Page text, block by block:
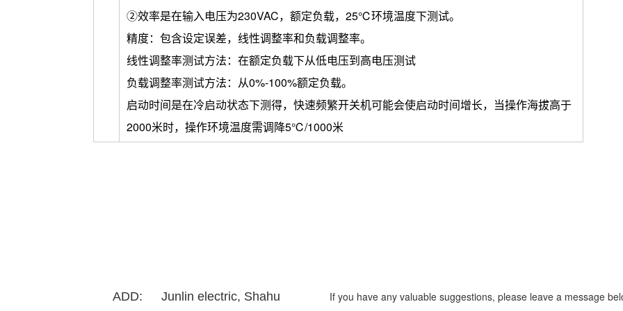
②效率是在输入电压为230VAC，额定负载，25℃环境温度下测试。
精度：包含设定误差，线性调整率和负载调整率。
线性调整率测试方法：在额定负载下从低电压到高电压测试
负载调整率测试方法：从0%-100%额定负载。
启动时间是在冷启动状态下测得，快速频繁开关机可能会使启动时间增长，当操作海拔高于
2000米时，操作环境温度需调降5℃/1000米
ADD:
Junlin electric, Shahu
If you have any valuable suggestions, please leave a message